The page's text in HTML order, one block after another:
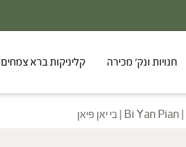
חנויות ונק' מכירה קליניקות ברא צמחים
| Bi Yan Pian | בי יאן פיאן